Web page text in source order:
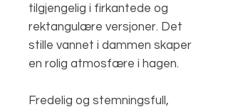
tilgjengelig i firkantede og
rektangulære versjoner. Det
stille vannet i dammen skaper
en rolig atmosfære i hagen.
Fredelig og stemningsfull,